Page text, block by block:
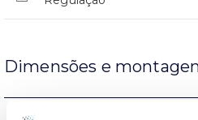
Dimensões e